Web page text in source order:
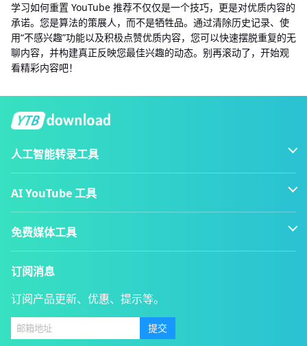
学习如何重置 YouTube 推荐不仅仅是一个技巧，更是对优质内容的
承诺。您是算法的策展人，而不是牺牲品。通过清除历史记录、使
用“不感兴趣”功能以及积极点赞优质内容，您可以快速摆脱重复的无
聊内容，并构建真正反映您最佳兴趣的动态。别再滚动了，开始观
看精彩内容吧！
人工智能转录工具
AI YouTube 工具
免费媒体工具
订阅消息
订阅产品更新、优惠、提示等。
提交